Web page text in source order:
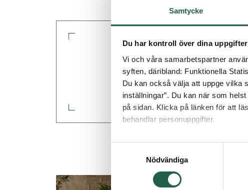
Samtycke
Du har kontroll över dina uppgifter
Vi och våra samarbetspartner
syften, däribland: Funktionella
Du kan också välja att uppge vilka
inställningar”. Du kan när som
på sidan. Klicka på länken för att
behandlar personuppgifter.
Ta reda på mer om cookies
Nödvändiga